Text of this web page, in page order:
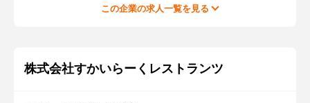
この企業の求人一覧を見る
株式会社すかいらーくレストランツ